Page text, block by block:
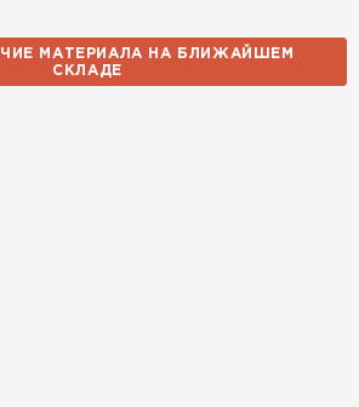
МАТЕРИАЛА НА БЛИЖАЙШЕМ
СКЛАДЕ